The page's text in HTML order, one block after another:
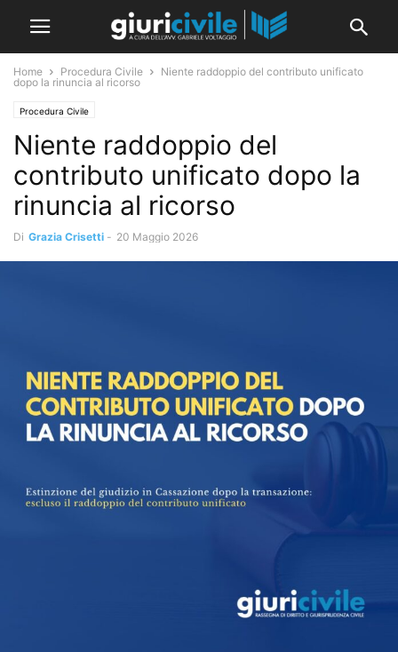
Home Procedura Civile
Niente raddoppio del contributo unificato
dopo la rinuncia al ricorso
Procedura Civile
Niente raddoppio del
contributo unificato dopo la
rinuncia al ricorso
Di Grazia Crisetti - 20 Maggio 2026